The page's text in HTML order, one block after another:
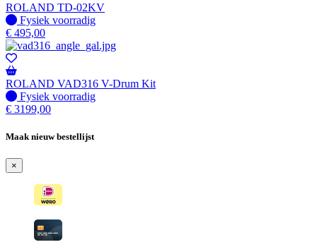
ROLAND TD-02KV
Fysiek voorradig
Fysiek voorradig
€ 495,00
ROLAND VAD316 V-Drum Kit
Fysiek voorradig
Fysiek voorradig
€ 3199,00
Maak nieuw bestellijst
×